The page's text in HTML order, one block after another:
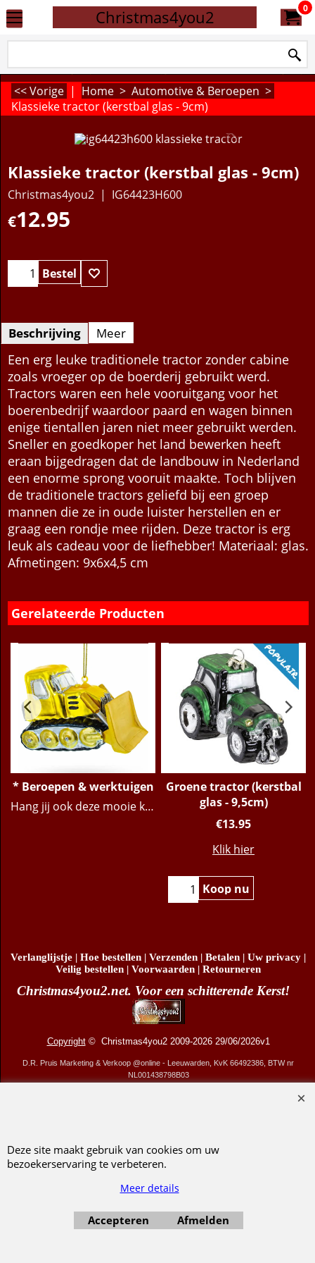
Christmas4you2 0
<< Vorige | Home > Automotive & Beroepen >
Klassieke tractor (kerstbal glas - 9cm)
Klassieke tractor (kerstbal glas - 9cm)
Christmas4you2 IG64423H600
€12.95
Bestel
Beschrijving Meer
Een erg leuke traditionele tractor zonder cabine
zoals vroeger op de boerderij gebruikt werd.
Tractors waren een hele vooruitgang voor het
boerenbedrijf waardoor paard en wagen binnen
enige tientallen jaren niet meer gebruikt werden.
Sneller en goedkoper het land bewerken heeft
eraan bijgedragen dat de landbouw in Nederland
een enorme sprong vooruit maakte. Toch blijven
de traditionele tractors geliefd bij een groep
mannen die ze in oude luister herstellen en er
graag een rondje mee rijden. Deze tractor is erg
leuk als cadeau voor de liefhebber! Materiaal: glas.
Afmetingen: 9x6x4,5 cm
Gerelateerde Producten
* Beroepen & werktuigen
Hang jij ook deze mooie kerstballen van jouw beroep in je kerstboom? Of geef zo'n kerstbal aan een vriend die helemaal gek van zijn/haar beroep is - dat is een leuke surprise! Christmas4you2 heeft prachtige kerstballen van allerlei beroepen en bezigheden. | Christmas4you2 voor een schitterende Kerst
Groene tractor (kerstbal
glas - 9,5cm)
€13.95
Klik hier
Koop nu
Verlanglijstje | Hoe bestellen | Verzenden | Betalen | Uw privacy |
Veilig bestellen | Voorwaarden | Retourneren
Christmas4you2.net. Voor een schitterende Kerst!
Copyright© Christmas4you2 2009-2026 29/06/2026v1
D.R. Pruis Marketing & Verkoop @online - Leeuwarden, KvK 66492386, BTW nr
NL001438798B03
Deze site maakt gebruik van cookies om uw
bezoekerservaring te verbeteren.
Meer details
Accepteren Afmelden